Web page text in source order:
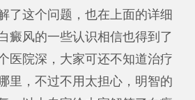
这个问题，也在上面的详细
癜风的一些认识相信也得到了
医院深，大家可还不知道治疗
里，不过不用太担心，明智的